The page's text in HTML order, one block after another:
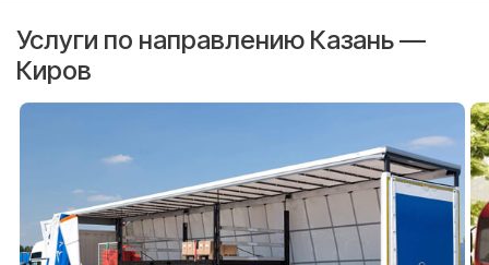
Услуги по направлению Казань —
Киров